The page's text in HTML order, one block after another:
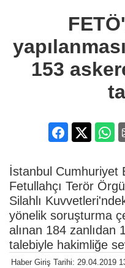
153
talebi!
153
İstanbul Cumhuriyet
Fetullahçı Terör
Silahlı
yönelik soruşturma
alınan 184 zanlıdan
talebiyle hakimliğe
Haber Giriş Tarihi: 29.04.2019